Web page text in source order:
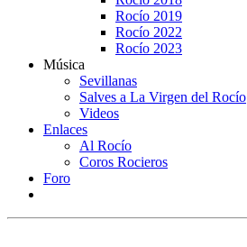
Rocío 2019
Rocío 2022
Rocío 2023
Música
Sevillanas
Salves a La Virgen del Rocío
Videos
Enlaces
Al Rocío
Coros Rocieros
Foro